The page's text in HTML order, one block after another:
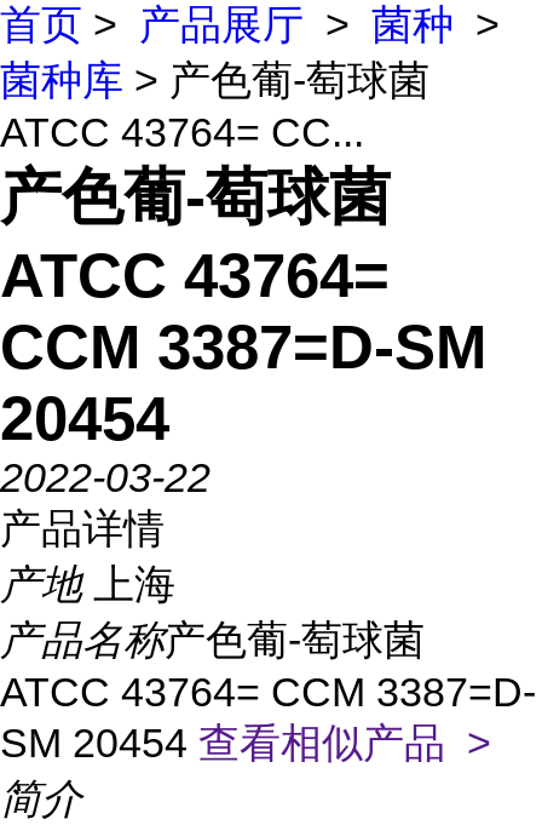
首页 > 产品展厅 > 菌种 >
菌种库 > 产色葡-萄球菌
ATCC 43764= CC...
产色葡-萄球菌
ATCC 43764=
CCM 3387=D-SM
20454
2022-03-22
产品详情
产地
上海
产品名称产色葡-萄球菌
ATCC 43764= CCM 3387=D-
SM 20454 查看相似产品 >
简介